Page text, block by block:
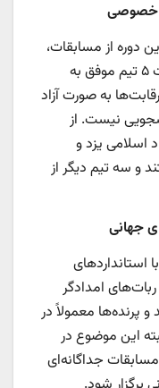
خصوصی
دوره از مسابقات،
۱۰ تیم ثبت‌نام کرده بودند که در نهایت ۵ تیم موفق به
به صورت آزاد
نیست. از
اسلامی یزد و
و سه تیم دیگر از
جهانی
استانداردهای
امدادگر
پرنده‌ها معمولاً در
این موضوع در
جداگانه‌ای